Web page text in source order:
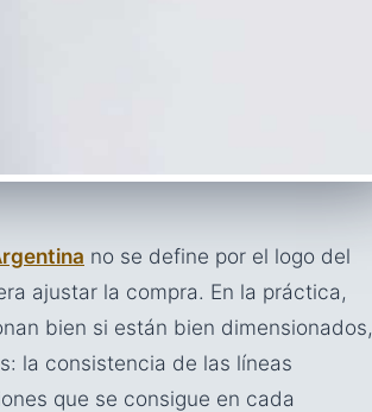
no se define por el logo del
ajustar la compra. En la práctica,
bien si están bien dimensionados,
la consistencia de las líneas
que se consigue en cada